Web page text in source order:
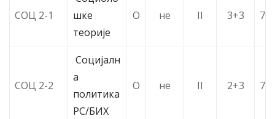
СОЦ 2-1
шке
теорије
О не II 3+3 7
СОЦ 2-2
Социјалн
а
политика
РС/БИХ
О не II 2+3 7